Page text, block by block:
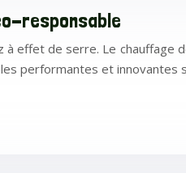
responsable
effet de serre. Le
performantes et innovantes